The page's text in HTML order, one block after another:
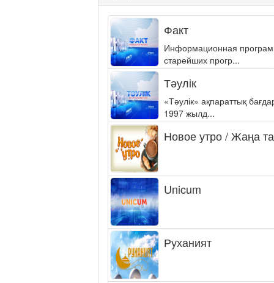
Факт
Информационная
старейших прогр...
Тәулік
«Тәулік» ақпараттық
1997 жылд...
Новое утро / Жаңа
Unicum
Руханият